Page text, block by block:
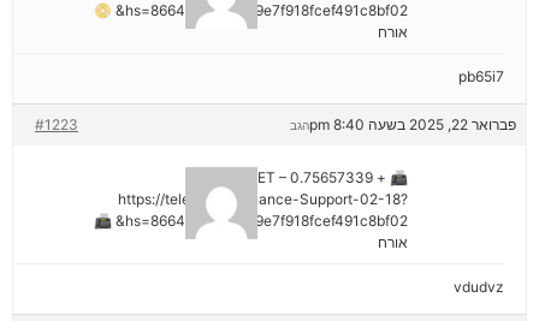
hs=8664c520642b9e7f918fcef491c8bf02& 📀
אורח
pb65i7
פברואר 22, 2025 בשעה 8:40 pm #1223 הגב
📠 + 0.75657339 BTC.GET –
https://telegra.ph/Binance-Support-02-18?
hs=8664c520642b9e7f918fcef491c8bf02& 📠
אורח
vdudvz